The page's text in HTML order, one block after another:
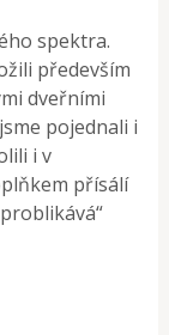
spektra.
především
dveřními
pojednali i
i v
přísálí